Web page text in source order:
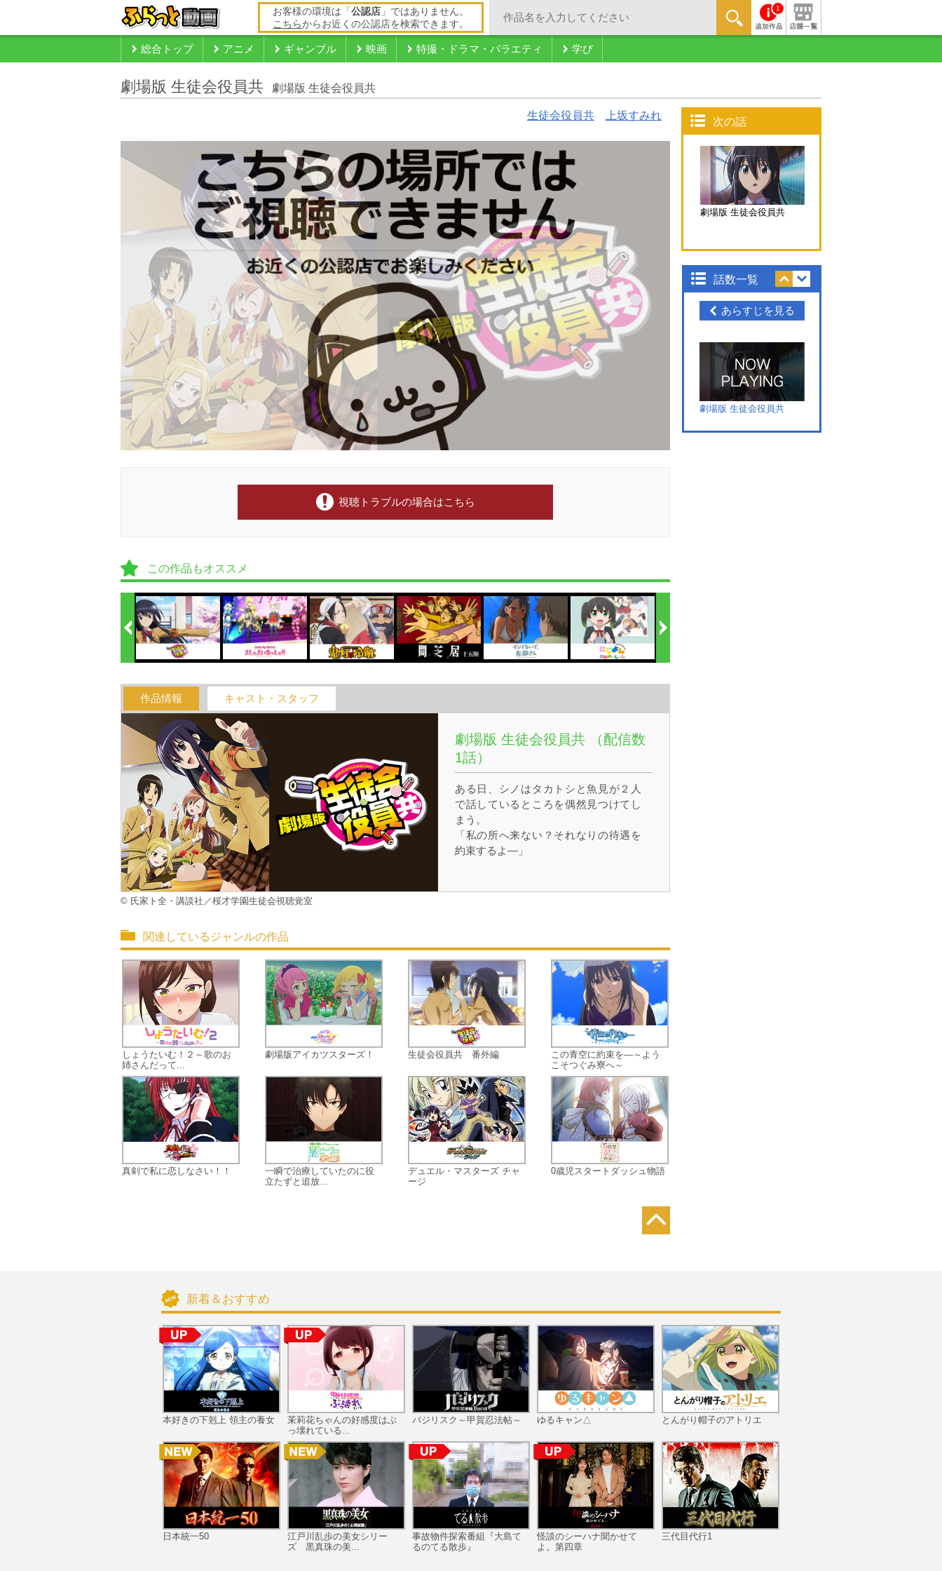
お客様の環境は「 公認店 」ではありません。
こちらからお近くの公認店を検索できます。
1
総合トップ アニメ ギャンブル 映画 特撮・ドラマ・バラエティ 学び
劇場版 生徒会役員共 劇場版 生徒会役員共
生徒会役員共 上坂すみれ
視聴トラブルの場合はこちら
この作品もオススメ
作品情報 キャスト・スタッフ
劇場版 生徒会役員共 （配信数
1話）
ある日、シノはタカトシと魚見が２人
で話しているところを偶然見つけてし
まう。
「私の所へ来ない？それなりの待遇を
約束するよ―」
© 氏家ト全・講談社／桜才学園生徒会視聴覚室
関連しているジャンルの作品
しょうたいむ！２～歌のお
姉さんだって...
真剣で私に恋しなさい！！
劇場版アイカツスターズ！
一瞬で治療していたのに役
立たずと追放...
生徒会役員共 番外編
デュエル・マスターズ チャ
ージ
この青空に約束を―～よう
こそつぐみ寮へ～
0歳児スタートダッシュ物語
次の話
劇場版 生徒会役員共
話数一覧
あらすじを見る
劇場版 生徒会役員共
新着＆おすすめ
本好きの下剋上 領主の養女
日本統一50
茉莉花ちゃんの好感度はぶ
っ壊れている...
江戸川乱歩の美女シリー
ズ 黒真珠の美...
バジリスク～甲賀忍法帖～
事故物件探索番組『大島て
るのてる散歩』
ゆるキャン△
怪談のシーハナ聞かせて
よ。第四章
とんがり帽子のアトリエ
三代目代行1